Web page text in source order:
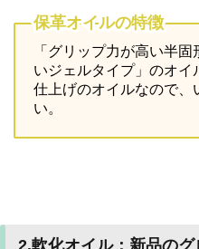
保革オイルの特徴
「グリップ力が高い半
いジェルタイプ」のオイ
仕上げのオイルなので、
い。
2.軟化オイル：新品の